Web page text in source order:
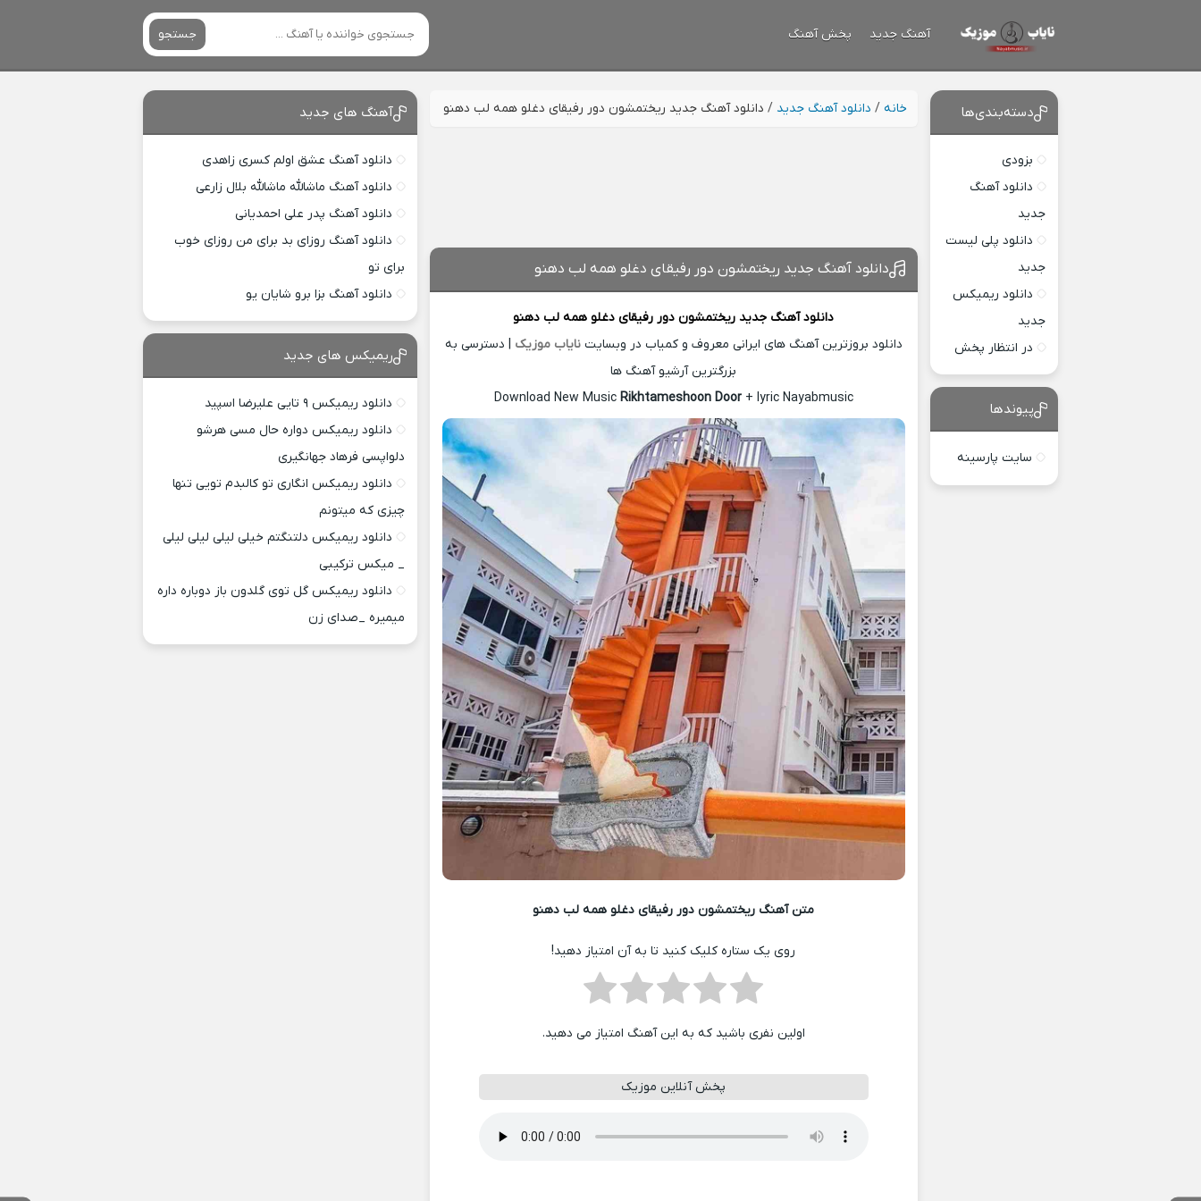
آهنگ جدید پخش آهنگ جستجو
خانه / دانلود آهنگ جدید / دانلود آهنگ جدید ریختمشون دور رفیقای دغلو همه لب دهنو
دانلود آهنگ جدید ریختمشون دور رفیقای دغلو همه لب دهنو
دانلود آهنگ جدیدریختمشون دور رفیقای دغلو همه لب دهنو
دانلود بروزترین آهنگ های ایرانی معروف و کمیاب در وبسایتنایاب موزیک | دسترسی به
بزرگترین آرشیو آهنگ ها
Download New Music Rikhtameshoon Door+ lyric Nayabmusic
متن آهنگ ریختمشون دور رفیقای دغلو همه لب دهنو
روی یک ستاره کلیک کنید تا به آن امتیاز دهید!
اولین نفری باشید که به این آهنگ امتیاز می دهید.
پخش آنلاین موزیک
دسته‌بندی‌ها
بزودی
دانلود آهنگ
جدید
دانلود پلی لیست
جدید
دانلود ریمیکس
جدید
در انتظار پخش
پیوندها
سایت پارسینه
آهنگ های جدید
دانلود آهنگ عشق اولم کسری زاهدی
دانلود آهنگ ماشالله ماشالله بلال زارعی
دانلود آهنگ پدر علی احمدیانی
دانلود آهنگ روزای بد برای من روزای خوب
برای تو
دانلود آهنگ بزا برو شایان یو
ریمیکس های جدید
دانلود ریمیکس ۹ تایی علیرضا اسپید
دانلود ریمیکس دواره حال مسی هرشو
دلواپسی فرهاد جهانگیری
دانلود ریمیکس انگاری تو کالبدم تویی تنها
چیزی که میتونم
دانلود ریمیکس دلتنگتم خیلی لیلی لیلی لیلی
_ میکس ترکیبی
دانلود ریمیکس گل توی گلدون باز دوباره داره
میمیره _صدای زن